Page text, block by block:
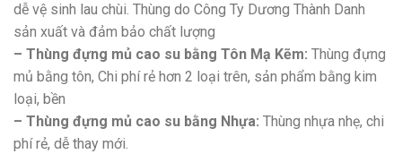
dễ vệ sinh lau chùi. Thùng do Công Ty Dương Thành Danh
sản xuất và đảm bảo chất lượng
– Thùng đựng mủ cao su bằng Tôn Mạ Kẽm: Thùng đựng
mủ bằng tôn, Chi phí rẻ hơn 2 loại trên, sản phẩm bằng kim
loại, bền
– Thùng đựng mủ cao su bằng Nhựa: Thùng nhựa nhẹ, chi
phí rẻ, dễ thay mới.